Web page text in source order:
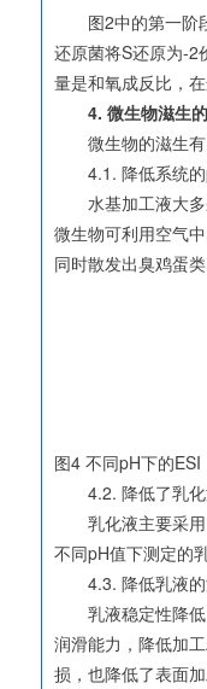
图2中的第一阶段
还原菌将S还原为-2
量是和氧成反比，
4. 微生物滋生
微生物的滋生有
4.1. 降低系统的
水基加工液大多
微生物可利用空气
同时散发出臭鸡蛋
图4 不同pH下的ESI
4.2. 降低了乳化
乳化液主要采用
不同pH值下测定的
4.3. 降低乳液的
乳液稳定性降低
润滑能力，降低加
损，也降低了表面